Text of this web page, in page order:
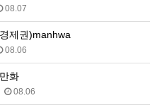
08.07
제권)manhwa
08.06
화
08.06